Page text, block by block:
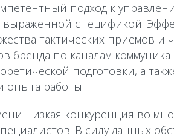
подход к
выраженной спецификой.
тактических приёмов и
бренда по каналам
подготовки, а
опыта работы.
низкая конкуренция во
В силу данных